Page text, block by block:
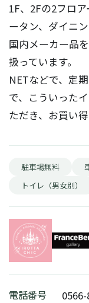
1F、2Fの2フロ
ータン、ダイニ
国内メーカー品
扱っています。
NETなどで、定
で、こういった
ただき、お買い
駐車場無料
トイレ（男女別）
電話番号